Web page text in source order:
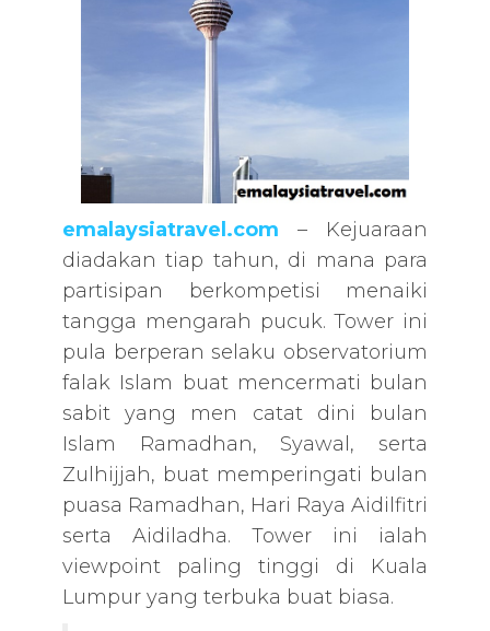
emalaysiatravel.com – Kejuaraan
diadakan tiap tahun, di mana para
partisipan berkompetisi menaiki
tangga mengarah pucuk. Tower ini
pula berperan selaku observatorium
falak Islam buat mencermati bulan
sabit yang men catat dini bulan
Islam Ramadhan, Syawal, serta
Zulhijjah, buat memperingati bulan
puasa Ramadhan, Hari Raya Aidilfitri
serta Aidiladha. Tower ini ialah
viewpoint paling tinggi di Kuala
Lumpur yang terbuka buat biasa.